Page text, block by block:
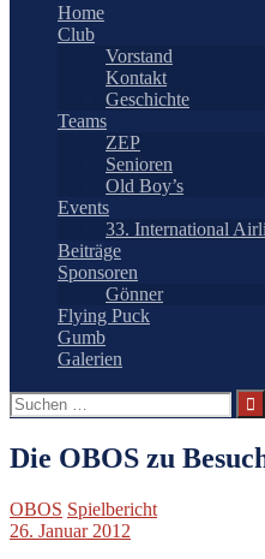
Home
Club
Vorstand
Kontakt
Geschichte
Teams
ZEP
Senioren
Old Boy’s
Events
33. International
Beiträge
Sponsoren
Gönner
Flying Puck
Gumb
Galerien
Suchen
nach:
Die OBOS zu
OBOS Spielbericht
26. Januar 2012